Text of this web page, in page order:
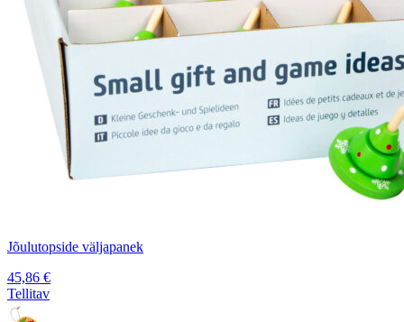
Jõulutopside väljapanek
45,86 €
Tellitav